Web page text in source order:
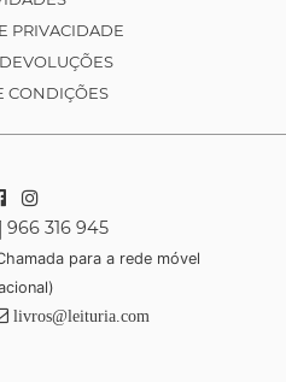
PRIVACIDADE
CONDIÇÕES
966 316 945
para a rede móvel
livros@leituria.com